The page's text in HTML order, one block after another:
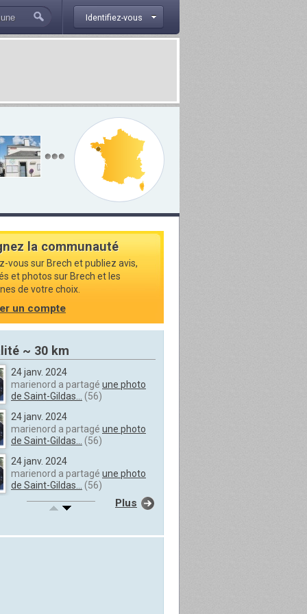
Identifiez-vous
la communauté
vous sur Brech et publiez avis,
et photos sur Brech et les
de votre choix.
un compte
~ 30 km
24 janv. 2024
marienord a partagé une photo
de Saint-Gildas...
(56)
24 janv. 2024
marienord a partagé une photo
de Saint-Gildas...
(56)
24 janv. 2024
marienord a partagé une photo
de Saint-Gildas...
(56)
24 janv. 2024
Plus